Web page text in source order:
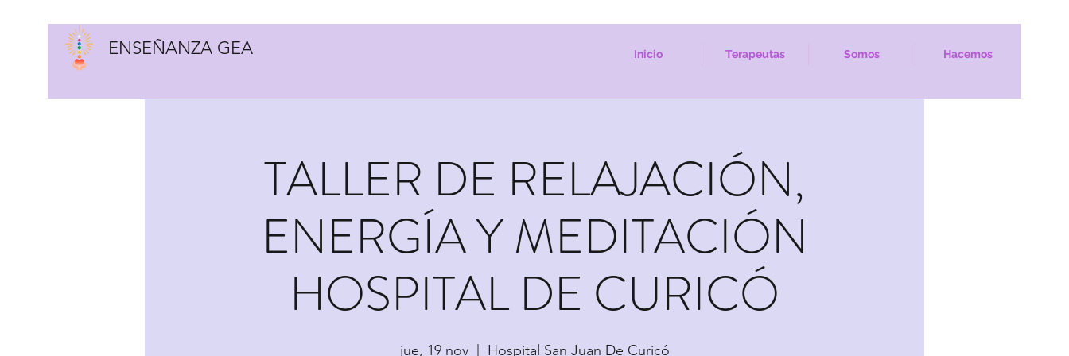
ENSEÑANZA GEA Inicio Terapeutas Somos Hacemos
TALLER DE RELAJACIÓN,
ENERGÍA Y MEDITACIÓN
HOSPITAL DE CURICÓ
jue, 19 nov
  |
Hospital San Juan De Curicó